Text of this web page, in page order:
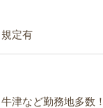
定有
津など勤務地多数！